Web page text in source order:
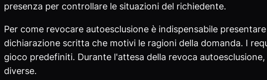
presenza per controllare le situazioni del richiedente.
Per come revocare autoesclusione è indispensabile
dichiarazione scritta che motivi le ragioni della domanda. I
gioco predefiniti. Durante l'attesa della revoca
diverse.